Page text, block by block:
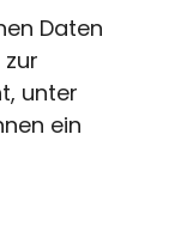
Daten
unter
ein